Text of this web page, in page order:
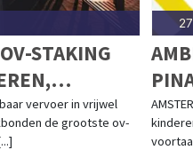
STAKING
vervoer in vrijwel
de grootste ov-